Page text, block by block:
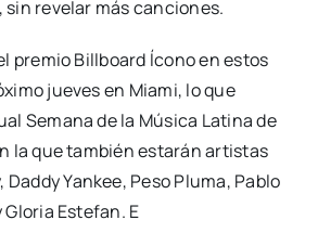
sin revelar más canciones.
premio Billboard Ícono en estos
jueves en Miami, lo que
Semana de la Música Latina de
la que también estarán artistas
Yankee, Peso Pluma, Pablo
Estefan. E